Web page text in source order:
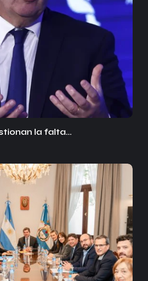
la falta…